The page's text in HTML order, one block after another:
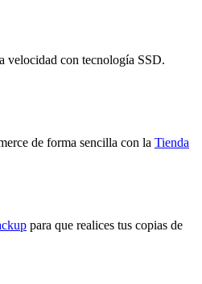
velocidad con tecnología SSD.
de forma sencilla con la Tienda
para que realices tus copias de